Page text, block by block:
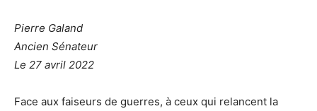
Pierre Galand
Ancien Sénateur
Le 27 avril 2022
Face aux faiseurs de guerres, à ceux qui relancent la